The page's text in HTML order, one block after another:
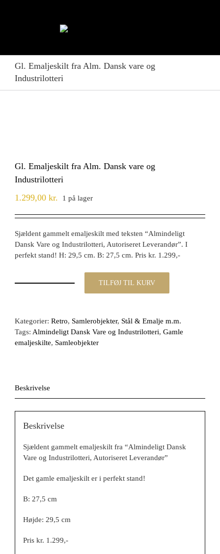
Gl. Emaljeskilt fra Alm. Dansk vare og
Industrilotteri
Gl. Emaljeskilt fra Alm. Dansk vare og
Industrilotteri
1.299,00 kr. 1 på lager
Sjældent gammelt emaljeskilt med teksten “Almindeligt
Dansk Vare og Industrilotteri, Autoriseret Leverandør”. I
perfekt stand! H: 29,5 cm. B: 27,5 cm. Pris kr. 1.299,-
Alm.
Dansk
vare
TILFØJ TIL KURV
Kategorier: Retro, Samlerobjekter, Stål & Emalje m.m.
Tags: Almindeligt Dansk Vare og Industrilotteri, Gamle
emaljeskilte, Samleobjekter
Beskrivelse
Beskrivelse
Sjældent gammelt emaljeskilt fra “Almindeligt Dansk
Vare og Industrilotteri, Autoriseret Leverandør”
Det gamle emaljeskilt er i perfekt stand!
B: 27,5 cm
Højde: 29,5 cm
Pris kr. 1.299,-